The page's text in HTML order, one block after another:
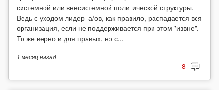
системной или внесистемной политической структуры.
Ведь с уходом лидер_а/ов, как правило, распадается вся
организация, если не поддерживается при этом "извне".
То же верно и для правых, но с...
1 месяцназад
8